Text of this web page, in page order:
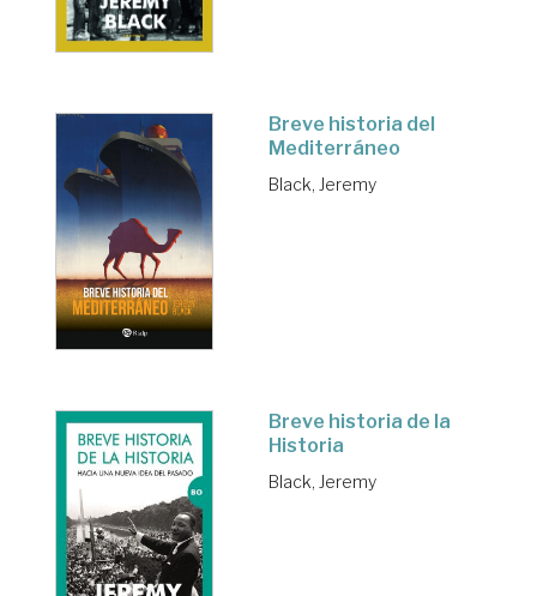
Breve historia del
Mediterráneo
Black, Jeremy
Breve historia de la
Historia
Black, Jeremy